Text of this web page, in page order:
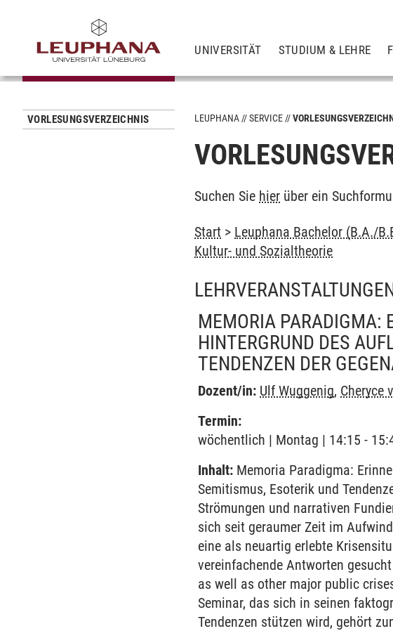
UNIVERSITÄT STUDIUM & LEHRE
VORLESUNGSVERZEICHNIS LEUPHANA SERVICE
Suchen Sie hier über ein
Start > Leuphana Bachelor (B.A./
Kultur- und Sozialtheorie
MEMORIA PARADIGMA:
HINTERGRUND DES
TENDENZEN DER
Dozent/in: Ulf Wuggenig, Cheryce
Termin:
wöchentlich | Montag | 14:15 -
Inhalt: Memoria Paradigma:
Semitismus, Esoterik und
Strömungen und narrativen
sich seit geraumer Zeit im
eine als neuartig erlebte
vereinfachende Antworten
as well as other major public
Seminar, das sich in seinen
Tendenzen stützen wird, gehört